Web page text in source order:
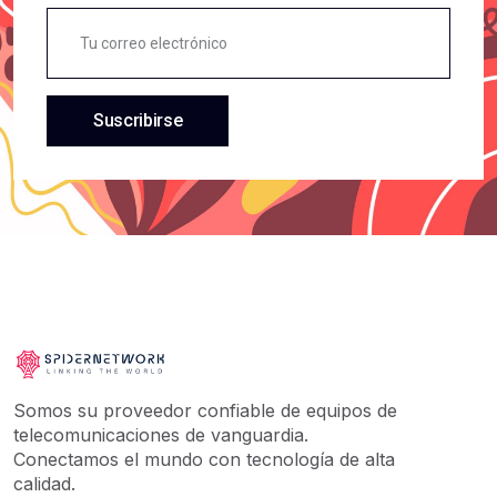
GENERICOS
AMAZON
ABSEN HOLDINGS
GENERAL
ARGOM TECH
Exteri
Exterior
Gateway
Gigabit
Huawei
Inversor
Olt Para Isp
Ont
Ont-Bridge
Suscribirse
Somos su proveedor confiable de equipos de
telecomunicaciones de vanguardia.
Conectamos el mundo con tecnología de alta
calidad.